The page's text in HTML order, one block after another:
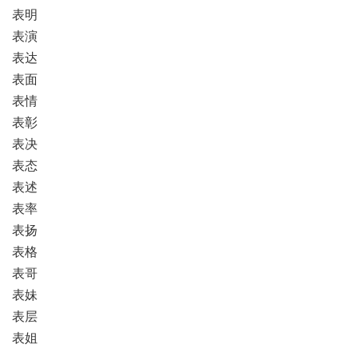
表明
表演
表达
表面
表情
表彰
表决
表态
表述
表率
表扬
表格
表哥
表妹
表层
表姐